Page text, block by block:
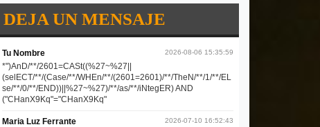
DEJA UN MENSAJE